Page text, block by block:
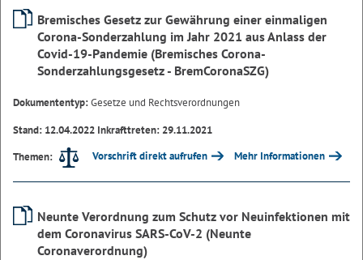
Bremisches Gesetz zur Gewährung einer einmaligen
Corona-Sonderzahlung im Jahr 2021 aus Anlass der
Covid-19-Pandemie (Bremisches Corona-
Sonderzahlungsgesetz - BremCoronaSZG)
Dokumententyp:Gesetze und Rechtsverordnungen
Stand: 12.04.2022 Inkrafttreten: 29.11.2021
Themen:
Vorschrift direkt aufrufen Mehr Informationen
Neunte Verordnung zum Schutz vor Neuinfektionen mit
dem Coronavirus SARS-CoV-2 (Neunte
Coronaverordnung)